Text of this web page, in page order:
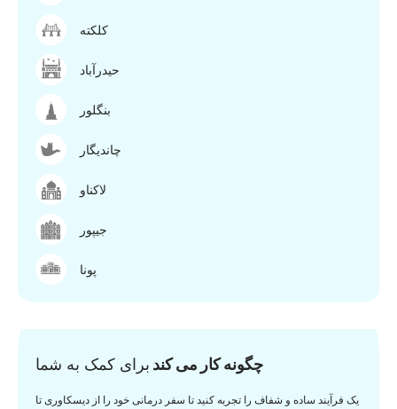
کلکته
حیدرآباد
بنگلور
چاندیگار
لاکناو
جیپور
پونا
چگونه کار می کند برای کمک به شما
یک فرآیند ساده و شفاف را تجربه کنید تا سفر درمانی خود را از دیسکاوری تا